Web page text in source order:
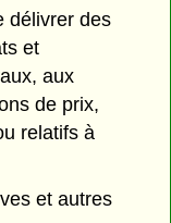
délivrer des
et
aux
de prix,
relatifs à
et autres